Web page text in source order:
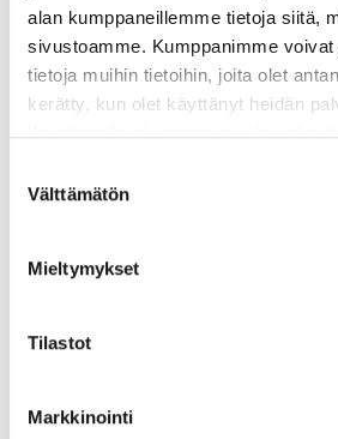
alan kumppaneillemme tietoja siitä,
sivustoamme. Kumppanimme
tietoja muihin tietoihin, joita olet
kerätty, kun olet käyttänyt heidän
valinta
Välttämätön
Mieltymykset
Tilastot
Markkinointi